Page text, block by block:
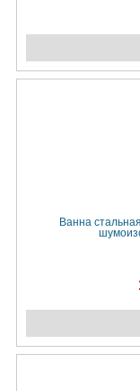
Ванна